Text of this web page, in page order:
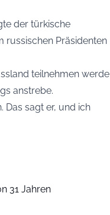
der türkische
russischen Präsidenten
teilnehmen werde
anstrebe.
Das sagt er, und ich
31 Jahren